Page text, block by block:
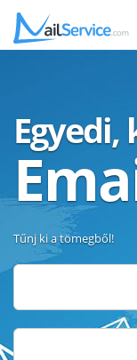
Egyedi,
Tűnj ki a tömegből!